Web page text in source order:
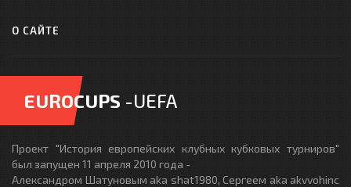
О САЙТЕ
EUROCUPS -UEFA
Проект "История европейских клубных кубковых турниров"
был запущен 11 апреля 2010 года -
Александром Шатуновым aka shat1980, Сергеем aka akvvohinc